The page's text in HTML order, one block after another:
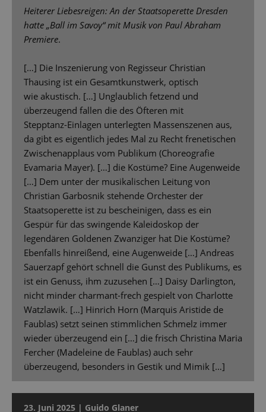
Heiterer Liebesreigen: An der Staatsoperette Dresden
hatte „Ball im Savoy“ mit Musik von Paul Abraham
Premiere.
[…] Die Inszenierung von Regisseur Christian
Thausing ist ein Gesamtkunstwerk, optisch
wie akustisch. […] Unglaublich fetzend und
überzeugend fallen die des Öfteren mit
Stepptanz-Einlagen unterlegten Massenszenen aus,
da gibt es eigentlich jedes Mal zu Recht frenetischen
Zwischenapplaus vom Publikum (Choreografie
Evamaria Mayer). […] die Kostüme? Eine Augenweide
[…] Dem unter der musikalischen Leitung von
Christian Garbosnik stehende Orchester der
Staatsoperette ist zu bescheinigen, dass es ein
Gespür für das swingende Kaleidoskop der
legendären Goldenen Zwanziger hat Die Kostüme?
Ebenfalls hinreißend, eine Augenweide […] Andreas
Sauerzapf gehört schnell die Gunst des Publikums, es
ist ein Genuss, ihm zuzusehen […] Daisy Darlington,
nicht minder charmant-frech gespielt von Charlotte
Watzlawik. […] Hinrich Horn (Marquis Aristide de
Faublas) setzt seinen stimmlichen Schmelz immer
wieder überzeugend ein […] die frisch Christina Maria
Fercher (Madeleine de Faublas) auch sehr
überzeugend, besonders in Gestik und Mimik […]
23. Juni 2025 | Guido Glaner